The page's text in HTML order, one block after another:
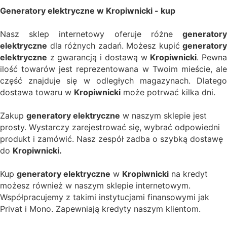
Generatory elektryczne w Kropiwnicki - kup
Nasz sklep internetowy oferuje różne generatory
elektryczne dla różnych zadań. Możesz kupić generatory
elektryczne z gwarancją i dostawą w Kropiwnicki. Pewna
ilość towarów jest reprezentowana w Twoim mieście, ale
część znajduje się w odległych magazynach. Dlatego
dostawa towaru w Kropiwnicki może potrwać kilka dni.
Zakup generatory elektryczne w naszym sklepie jest
prosty. Wystarczy zarejestrować się, wybrać odpowiedni
produkt i zamówić. Nasz zespół zadba o szybką dostawę
do Kropiwnicki.
Kup generatory elektryczne w Kropiwnicki na kredyt
możesz również w naszym sklepie internetowym.
Współpracujemy z takimi instytucjami finansowymi jak
Privat i Mono. Zapewniają kredyty naszym klientom.